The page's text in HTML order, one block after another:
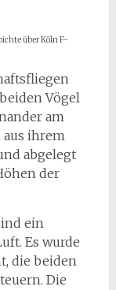
über Köln F-
Vögel
am
aus ihrem
abgelegt
der
ein
Es wurde
die beiden
Die